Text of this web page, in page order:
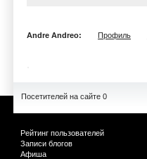
Andre Andreo: Профиль
Посетителей на сайте 0
Рейтинг пользователей
Записи блогов
Афиша